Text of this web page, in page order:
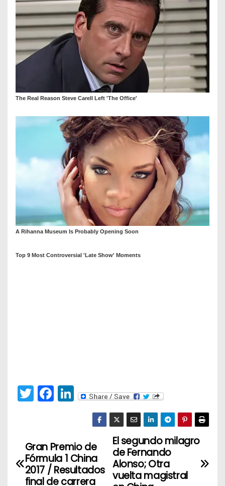
T
er
F
e
b
o
Li
e
dI
n
N
a
El segundo milagro
de Fernando
Alonso; Otra
vuelta magistral
Gran Premio de
Fórmula 1 China
2017 / Resultados
final de carrera